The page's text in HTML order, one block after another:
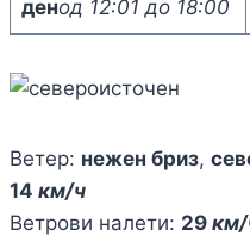
денод 12:01 до 18:00
Ветер: нежен бриз,
14 км/ч
Ветрови налети: 29 км/